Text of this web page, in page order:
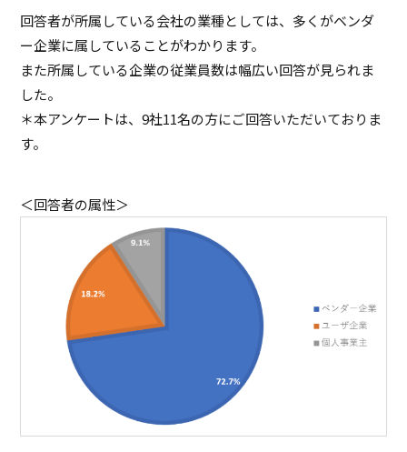
回答者が所属している会社の業種としては、多くがベンダ
ー企業に属していることがわかります。
また所属している企業の従業員数は幅広い回答が見られま
した。
＊本アンケートは、9社11名の方にご回答いただいておりま
す。
＜回答者の属性＞